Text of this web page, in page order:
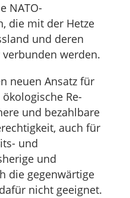
NATO-
die mit der Hetze
und deren
werden.
neuen Ansatz für
Re-
und bezahlbare
auch für
und
und
die gegenwärtige
nicht geeignet.